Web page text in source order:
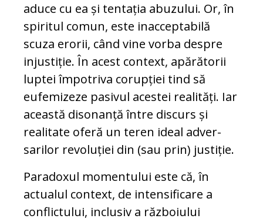
aduce cu ea și tentația abu­zului. Or, în
spiritul comun, este inac­cep­tabilă
scuza erorii, când vine vorba despre
in­justiție. În acest context, apărătorii
luptei îm­potriva corupției tind să
eufemizeze pasivul aces­tei realități. Iar
această disonanță între dis­curs și
realitate oferă un teren ideal ad­ver­
sarilor revoluției din (sau prin) justiție.
Paradoxul momentului este că, în
actualul con­text, de intensificare a
conflictului, in­clu­siv a războiului